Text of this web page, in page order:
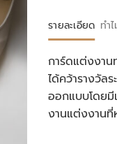
รายละเอียด ทำ
การ์ดแต่งงาน
ได้คว้ารางวัล
ออกแบบโดยมี
งานแต่งงานที่